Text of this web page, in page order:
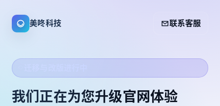
美咚科技 联系客服
我们正在为您升级官网体验